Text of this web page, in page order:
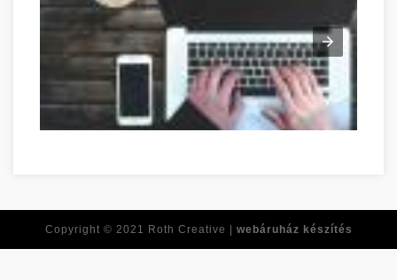
Copyright © 2021 Roth Creative | webáruház készítés